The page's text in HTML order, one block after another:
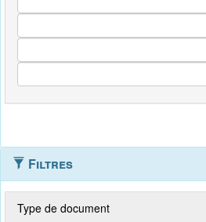
Filtres
Type de document